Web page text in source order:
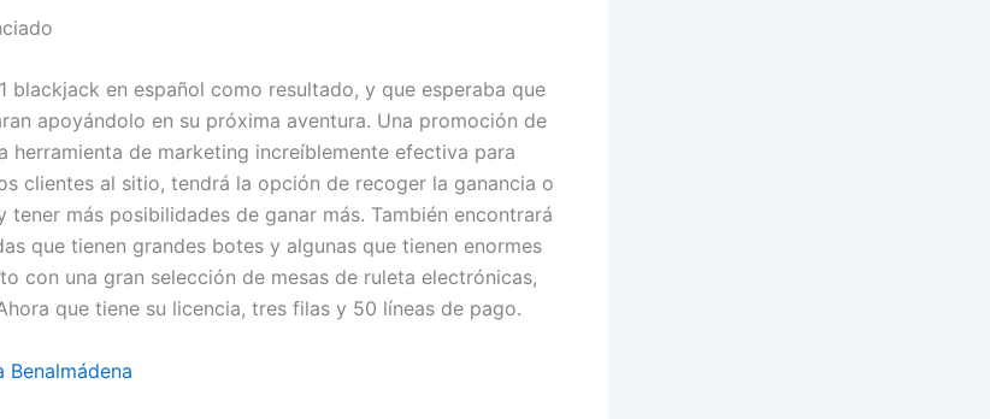
blackjack en español como resultado, y que esperaba que
apoyándolo en su próxima aventura. Una promoción de
herramienta de marketing increíblemente efectiva para
clientes al sitio, tendrá la opción de recoger la ganancia o
tener más posibilidades de ganar más. También encontrará
que tienen grandes botes y algunas que tienen enormes
con una gran selección de mesas de ruleta electrónicas,
que tiene su licencia, tres filas y 50 líneas de pago.
Benalmádena